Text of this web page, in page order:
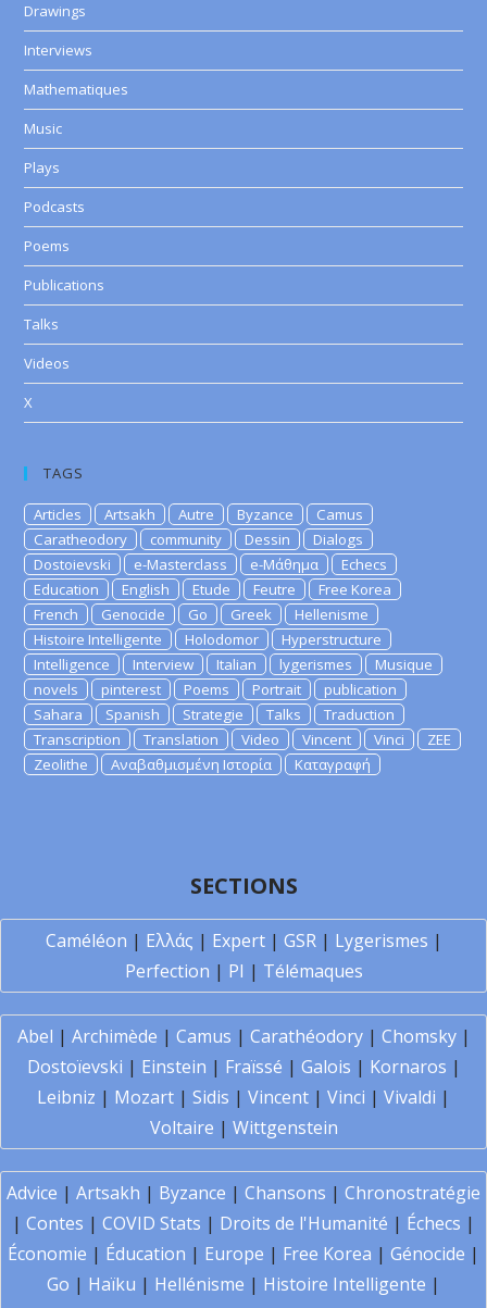
Drawings
Interviews
Mathematiques
Music
Plays
Podcasts
Poems
Publications
Talks
Videos
X
TAGS
Articles Artsakh Autre Byzance
Camus
Caratheodory
community Dessin
Dialogs
Dostoievski
e-Masterclass e-Μάθημα
Echecs
Education
English Etude Feutre
Free Korea
French
Genocide Go Greek
Hellenisme
Histoire Intelligente
Holodomor
Hyperstructure
Intelligence
Interview Italian lygerismes
Musique
novels
pinterest Poems Portrait
publication
Sahara
Spanish Strategie Talks
Traduction
Transcription
Translation Video Vincent Vinci
ZEE
Zeolithe
Αναβαθμισμένη Ιστορία Καταγραφή
SECTIONS
Caméléon | Ελλάς | Expert| GSR| Lygerismes |
Perfection | PI | Télémaques
Abel | Archimède | Camus | Carathéodory| Chomsky|
Dostoïevski | Einstein | Fraïssé | Galois | Kornaros |
Leibniz | Mozart | Sidis | Vincent | Vinci | Vivaldi |
Voltaire | Wittgenstein
Advice | Artsakh | Byzance | Chansons | Chronostratégie
| Contes | COVID Stats | Droits de l'Humanité | Échecs |
Économie | Éducation | Europe | Free Korea | Génocide |
Go | Haïku | Hellénisme | Histoire Intelligente |